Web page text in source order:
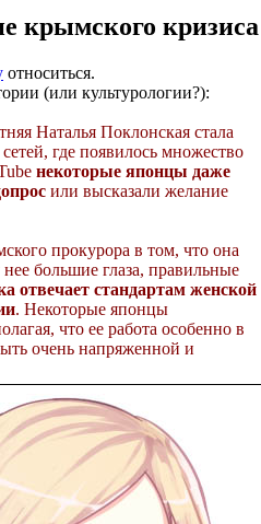
крымского кризиса
относиться.
(или культурологии?):
Наталья Поклонская стала
где появилось множество
некоторые японцы даже
или высказали желание
прокурора в том, что она
большие глаза, правильные
отвечает стандартам женской
. Некоторые японцы
что ее работа особенно в
очень напряженной и